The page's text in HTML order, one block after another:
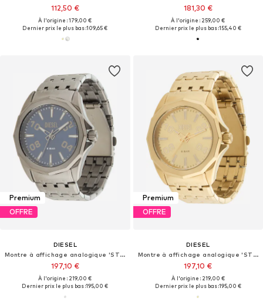
112,50 €
À l'origine : 179,00 €
Dernier prix le plus bas :109,65 €
181,30 €
À l'origine : 259,00 €
Dernier prix le plus bas :155,40 €
Premium
OFFRE
DIESEL
Montre à affichage analogique 'STINGER'
197,10 €
À l'origine : 219,00 €
Dernier prix le plus bas :195,00 €
Premium
OFFRE
DIESEL
Montre à affichage analogique 'STINGER'
197,10 €
À l'origine : 219,00 €
Dernier prix le plus bas :195,00 €